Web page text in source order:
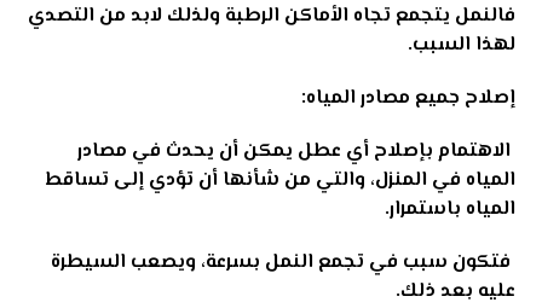
فالنمل يتجمع تجاه الأماكن الرطبة ولذلك لابد من التصدي
لهذا السبب.
إصلاح جميع مصادر المياه:
الاهتمام بإصلاح أي عطل يمكن أن يحدث في مصادر
المياه في المنزل، والتي من شأنها أن تؤدي إلى تساقط
المياه باستمرار.
فتكون سبب في تجمع النمل بسرعة، ويصعب السيطرة
عليه بعد ذلك.